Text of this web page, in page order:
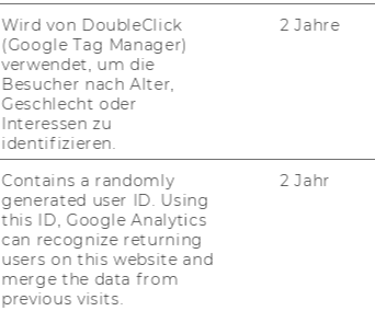
Wird von DoubleClick
(Google Tag Manager)
verwendet, um die
Besucher nach Alter,
Geschlecht oder
Interessen zu
identifizieren.
2 Jahre
Contains a randomly
generated user ID. Using
this ID, Google Analytics
can recognize returning
users on this website and
merge the data from
previous visits.
2 Jahr